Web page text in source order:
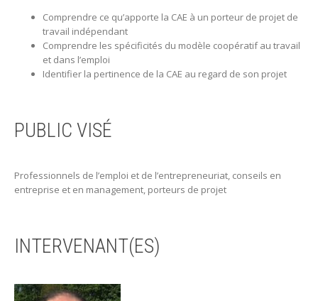
Comprendre ce qu’apporte la CAE à un porteur de projet de
travail indépendant
Comprendre les spécificités du modèle coopératif au travail
et dans l’emploi
Identifier la pertinence de la CAE au regard de son projet
PUBLIC VISÉ
Professionnels de l’emploi et de l’entrepreneuriat, conseils en
entreprise et en management, porteurs de projet
INTERVENANT(ES)